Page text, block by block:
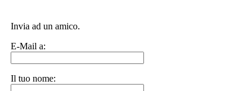
Invia ad un amico.
E-Mail a:
Il tuo nome: